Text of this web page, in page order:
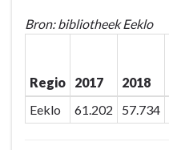
Bron: bibliotheek Eeklo
Regio 2017 2018
Eeklo
61.202 57.734